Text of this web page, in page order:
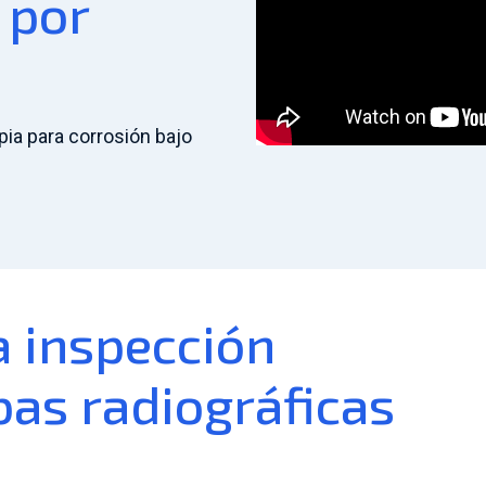
por
para corrosión bajo
inspección
radiográficas